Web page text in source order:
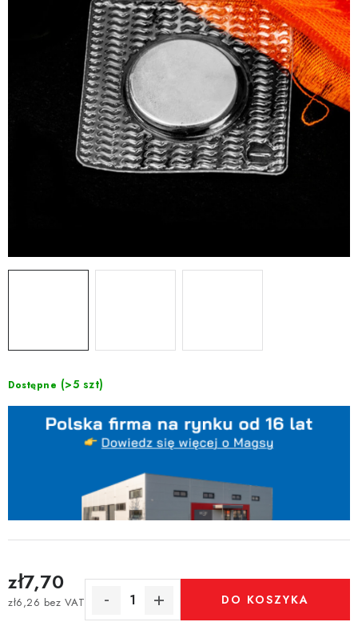
Dostępne (>5 szt)
zł7,70
zł6,26 bez VAT
Cena jednostkowa:
DO KOSZYKA